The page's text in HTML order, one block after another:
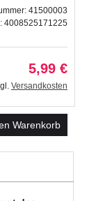
41500003
4008525171225
5,99 €
Versandkosten
Warenkorb